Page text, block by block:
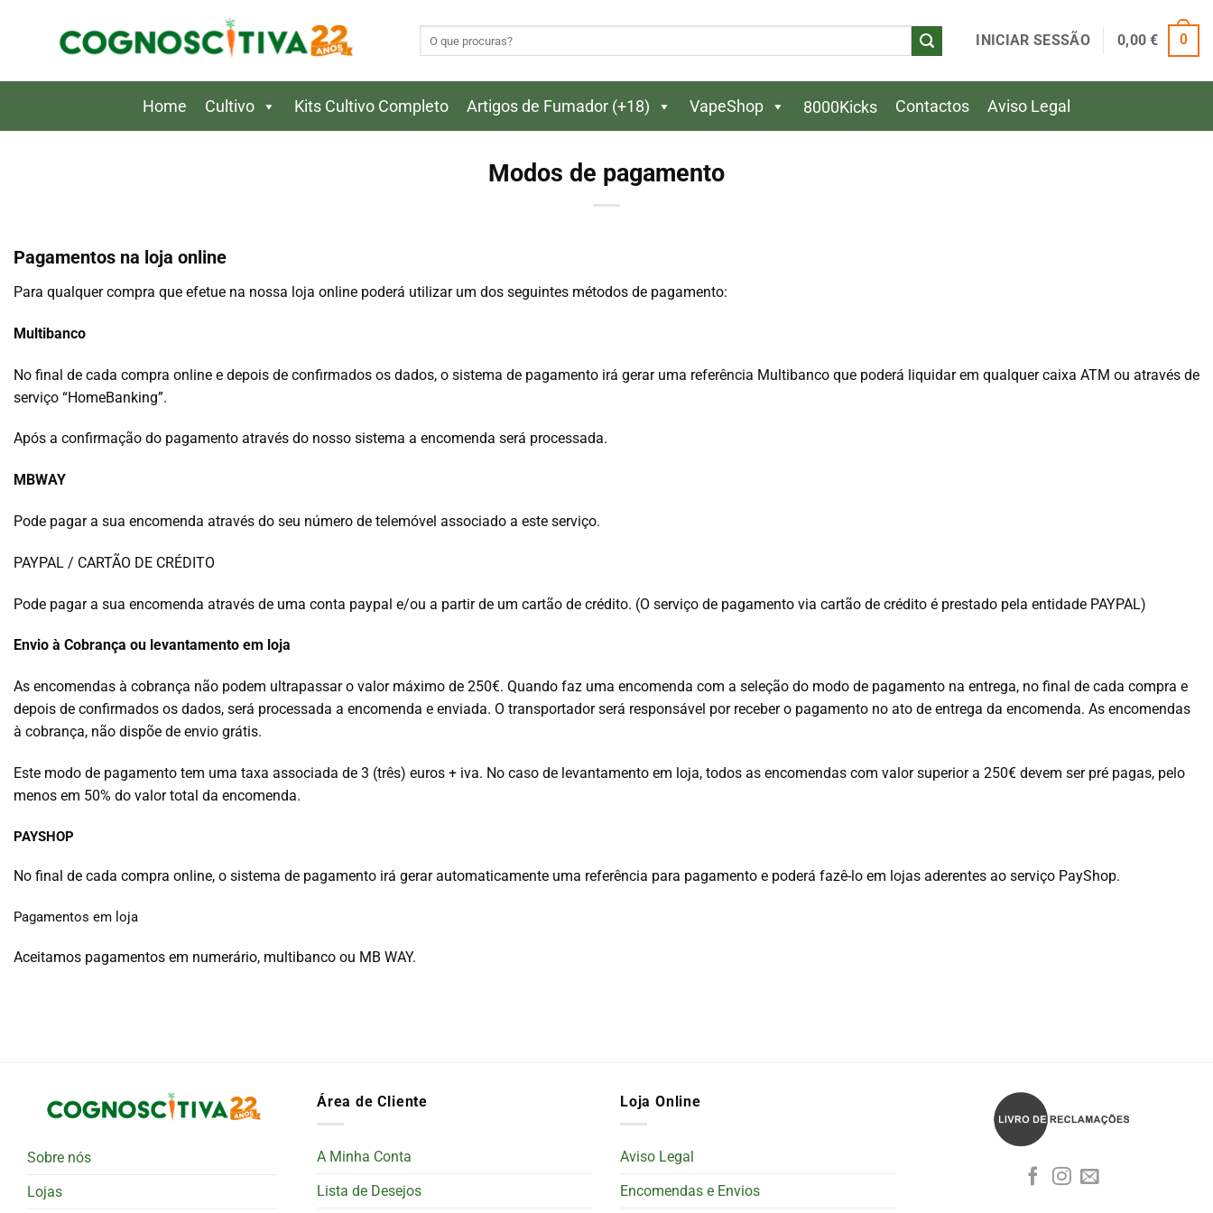
INICIAR SESSÃO 0,00€ 0
Home Cultivo Kits Cultivo Completo Artigos de Fumador (+18) VapeShop 8000Kicks Contactos Aviso Legal
Modos de pagamento
Pagamentos na loja online
Para qualquer compra que efetue na nossa loja online poderá utilizar um dos seguintes métodos de pagamento:
Multibanco
No final de cada compra online e depois de confirmados os dados, o sistema de pagamento irá gerar uma referência Multibanco que poderá liquidar em qualquer caixa ATM ou através de
serviço “HomeBanking”.
Após a confirmação do pagamento através do nosso sistema a encomenda será processada.
MBWAY
Pode pagar a sua encomenda através do seu número de telemóvel associado a este serviço.
PAYPAL / CARTÃO DE CRÉDITO
Pode pagar a sua encomenda através de uma conta paypal e/ou a partir de um cartão de crédito. (O serviço de pagamento via cartão de crédito é prestado pela entidade PAYPAL)
Envio à Cobrança ou levantamento em loja
As encomendas à cobrança não podem ultrapassar o valor máximo de 250€. Quando faz uma encomenda com a seleção do modo de pagamento na entrega, no final de cada compra e
depois de confirmados os dados, será processada a encomenda e enviada. O transportador será responsável por receber o pagamento no ato de entrega da encomenda. As encomendas
à cobrança, não dispõe de envio grátis.
Este modo de pagamento tem uma taxa associada de 3 (três) euros + iva. No caso de levantamento em loja, todos as encomendas com valor superior a 250€ devem ser pré pagas, pelo
menos em 50% do valor total da encomenda.
PAYSHOP
No final de cada compra online, o sistema de pagamento irá gerar automaticamente uma referência para pagamento e poderá fazê-lo em lojas aderentes ao serviço PayShop.
Pagamentos em loja
Aceitamos pagamentos em numerário, multibanco ou MB WAY.
Sobre nós
Lojas
Área de Cliente
A Minha Conta
Lista de Desejos
Loja Online
Aviso Legal
Encomendas e Envios